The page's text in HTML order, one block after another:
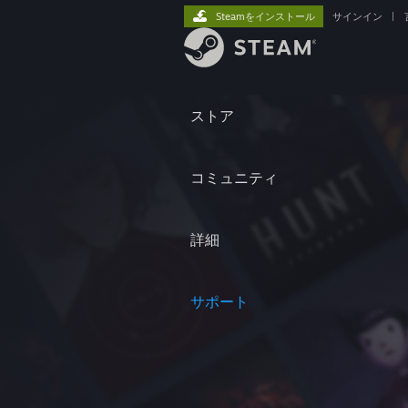
ストア
コミュニティ
詳細
サポート
Steamをインストール サインイン